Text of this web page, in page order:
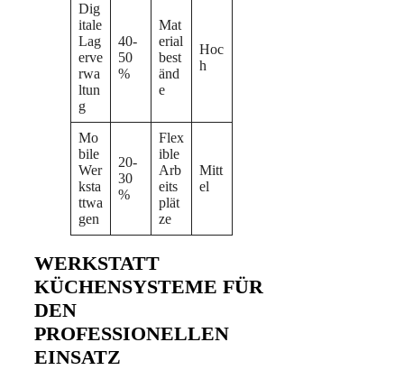
Dig
itale
Lag
erve
rwa
ltun
g
40-
50
%
Mat
erial
best
änd
e
Hoc
h
Mo
bile
Wer
ksta
ttwa
gen
20-
30
%
Flex
ible
Arb
eits
plät
ze
Mitt
el
WERKSTATT
KÜCHENSYSTEME FÜR
DEN
PROFESSIONELLEN
EINSATZ